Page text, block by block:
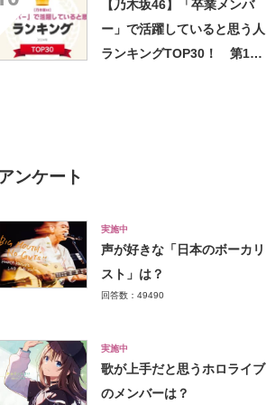
【乃木坂46】「卒業メンバ
ー」で活躍していると思う人
ランキングTOP30！ 第1位
アンケート
実施中
声が好きな「日本のボーカリ
スト」は？
回答数：49490
実施中
歌が上手だと思うホロライブ
のメンバーは？